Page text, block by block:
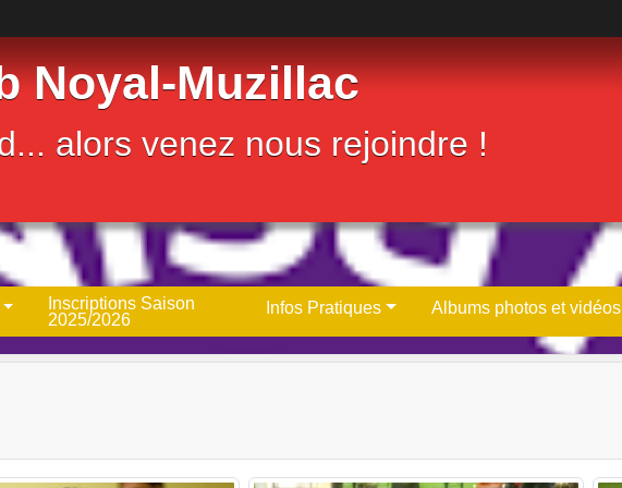
Noyal-Muzillac
alors venez nous rejoindre !
Inscriptions Saison
2025/2026
Infos Pratiques Albums photos et vidéos